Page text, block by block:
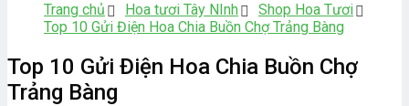
Trang chủ
Hoa tươi Tây NInh
Shop Hoa Tươi
Top 10 Gửi Điện Hoa Chia Buồn Chợ Trảng Bàng
Top 10 Gửi Điện Hoa Chia Buồn Chợ
Trảng Bàng